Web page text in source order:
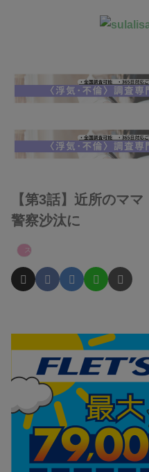
【第3話】近所のマ
警察沙汰に
スカッとエピ